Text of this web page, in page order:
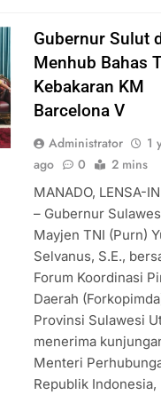
Gubernur Sulut
Menhub Bahas
Kebakaran KM
Barcelona V
Administrator
1
ago
0 2 mins
MANADO, LENSA-
– Gubernur
Mayjen TNI (Purn)
Selvanus, S.E.,
Forum Koordinasi
Daerah
Provinsi Sulawesi
menerima
Menteri
Republik Indonesia,